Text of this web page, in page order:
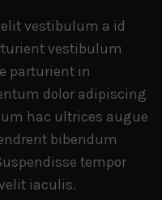
vestibulum a id
vestibulum
parturient in
dolor adipiscing
hac ultrices augue
bibendum
tempor
iaculis.